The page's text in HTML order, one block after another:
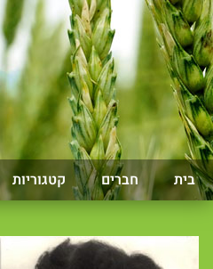
בית חברים קטגוריות